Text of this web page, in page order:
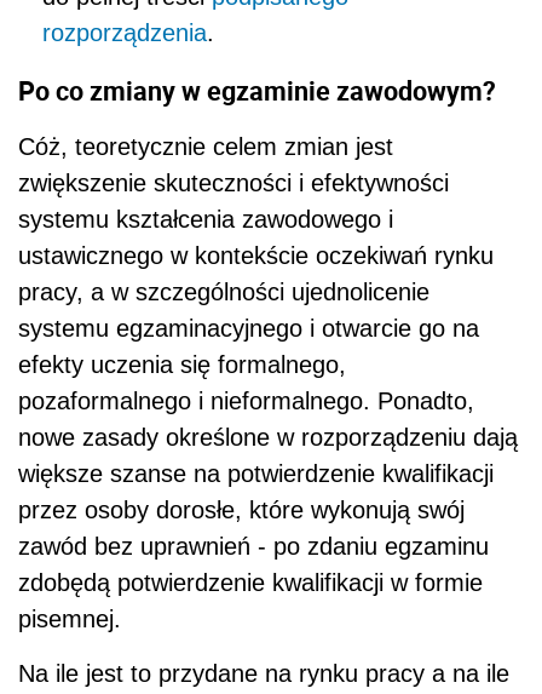
rozporządzenia.
Po co zmiany w egzaminie zawodowym?
Cóż, teoretycznie celem zmian jest
zwiększenie skuteczności i efektywności
systemu kształcenia zawodowego i
ustawicznego w kontekście oczekiwań rynku
pracy, a w szczególności ujednolicenie
systemu egzaminacyjnego i otwarcie go na
efekty uczenia się formalnego,
pozaformalnego i nieformalnego. Ponadto,
nowe zasady określone w rozporządzeniu dają
większe szanse na potwierdzenie kwalifikacji
przez osoby dorosłe, które wykonują swój
zawód bez uprawnień - po zdaniu egzaminu
zdobędą potwierdzenie kwalifikacji w formie
pisemnej.
Na ile jest to przydane na rynku pracy a na ile